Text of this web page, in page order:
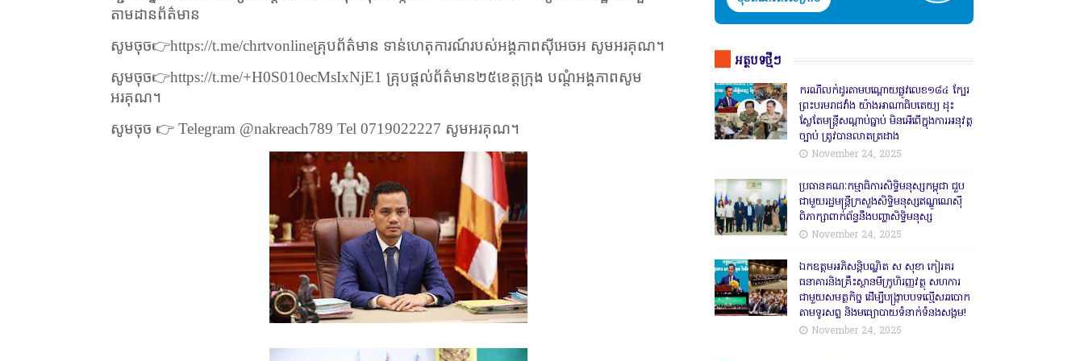
តាមដានព័ត៌មាន
សូមចុច👉https://t.me/chrtvonlineគ្រុបព័ត៌មាន ទាន់ហេតុការណ៍របស់អង្គភាពស៊ីអេចអ សូមអរគុណ។
សូមចុច👉https://t.me/+H0S010ecMsIxNjE1 គ្រុបផ្តល់ព័ត៌មាន២៥ខេត្តក្រុង បណ្តំអង្គភាពសូម
អរគុណ។
សូមចុច 👉 Telegram @nakreach789 Tel 0719022227 សូមអរគុណ។
អត្ថបទថ្មីៗ
ករណីលក់ដូរតាមបណ្តោយផ្លូវលេខ១៨៤ ក្បែរ
ព្រះបរមរាជវាំង យ៉ាងអាណាធិបតេយ្យ ដុះ
ស្លែតែមន្ត្រីសណ្តាប់ធ្នាប់ មិនអើពើក្នុងការអនុវត្ត
ច្បាប់ ត្រូវបានលាតត្រដាង
November 24, 2025
ប្រធានគណៈកម្មាធិការសិទ្ធិមនុស្សកម្ពុជា ជួប
ជាមួយរដ្ឋមន្ត្រីក្រសួងសិទ្ធិមនុស្សឥណ្ឌូណេស៊ី
ពិភាក្សាពាក់ព័ន្ធនឹងបញ្ហាសិទ្ធិមនុស្ស
November 24, 2025
ឯកឧត្តមអភិសន្តិបណ្ឌិត ស សុខា កៀរគរ
ធនាគារនិងគ្រឹះស្ថានមីក្រូហិរញ្ញវត្ថុ សហការ
ជាមួយសមត្ថកិច្ច ដើម្បីបង្ក្រាបបទល្មើសឆបោក
តាមទូរសព្ទ និងមធ្យោបាយទំនាក់ទំនងសង្គម!
November 24, 2025